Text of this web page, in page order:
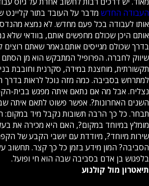
העבודה החדש מדבר על העובד בתור קליינט
אותו לעבודה בכל פעם מחדש. לא נמצא
אותם היכן שכולם מחפשים אותם, בוודאי שלא
בדרך שכולם מגייסים אותם.נאמר שאתם רוצים
שיווק לחברה. הפרופיל המתבקש הוא מן הסתם
תקשורתית, מוחצנת במידה, סקרנית וחובבת
למתרחש בסביבה. כמה מזה נוכל לראות בדרך
נצליח. אבל מה אם נתאם איתה מפגש בבית-
השנים האחרונות?. אפשר פשוט לתאם איתה
תבחר. כל כך הרבה תשובות נקבל מיד
מומלץ במיוחד במקום?, האם היא מכירה את
שירות מיוחד?, מיודדת עם יושבי הקבע של
הסביבה? המון מידע בזמן כל כך קצר. תחשוב
בלפגוש בן אדם בסביבה שבה הוא חי ופועל.
תיאטרון מול קולנוע